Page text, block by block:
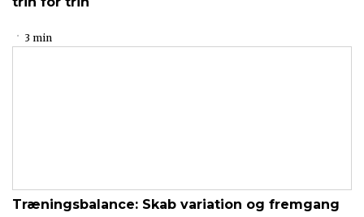
3 min
Træningsbalance: Skab variation og fremgang